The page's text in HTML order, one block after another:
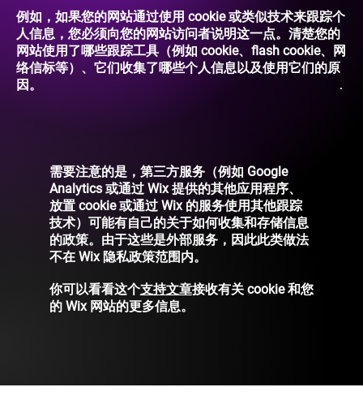
例如，如果您的网站通过使用 cookie 或类似技术来跟踪个
人信息，您必须向您的网站访问者说明这一点。清楚您的
网站使用了哪些跟踪工具（例如 cookie、flash cookie、网
络信标等）、它们收集了哪些个人信息以及使用它们的原
因。
需要注意的是，第三方服务（例如 Google
Analytics 或通过 Wix 提供的其他应用程序、
放置 cookie 或通过 Wix 的服务使用其他跟踪
技术）可能有自己的关于如何收集和存储信息
的政策。由于这些是外部服务，因此此类做法
不在 Wix 隐私政策范围内。
你可以看看这个支持文章接收有关 cookie 和您
的 Wix 网站的更多信息。